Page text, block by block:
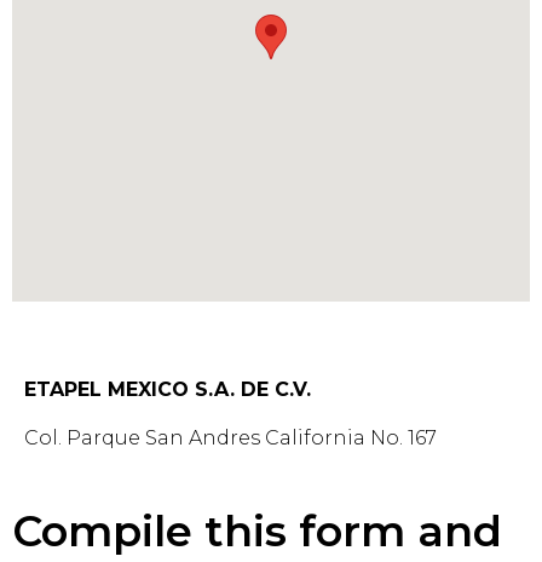
ETAPEL MEXICO S.A. DE C.V.
Col. Parque San Andres California No. 167
Compile this form and